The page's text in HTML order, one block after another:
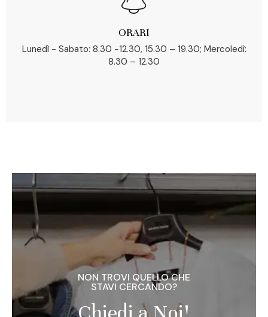
ORARI
Lunedì - Sabato: 8.30 -12.30, 15.30 – 19.30; Mercoledì:
8.30 – 12.30
NON TROVI QUELLO CHE
STAVI CERCANDO?